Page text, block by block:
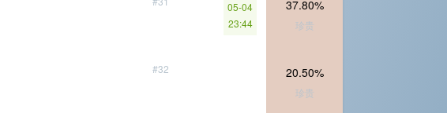
05-04
23:44
37.80%
珍贵
#32 20.50%
珍贵